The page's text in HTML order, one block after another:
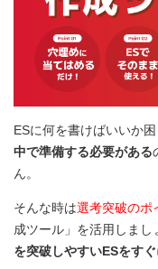
ESに何を書けばいいか
中で準備する必要がある
ん。
そんな時は選考突破のポ
成ツール」を活用しまし
を突破しやすいESをす